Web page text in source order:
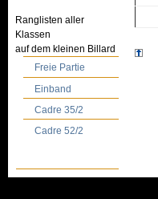
Ranglisten aller
Klassen
auf dem kleinen Billard
Freie Partie
Einband
Cadre 35/2
Cadre 52/2